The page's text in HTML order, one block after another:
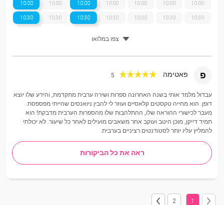
10:00
10:30
10:00
10:30
10:00
10:30
10:00
10:30
10:00
10:30
10:00
10:30
10:00
10:30
צפו במלואו
פ פאטימה 5
עבדול מלמד אותי בשנה האחרונה ספרות ושירה ערבית מתקדמת, והידע שלו יוצא
דופן. הוא מחייה טקסטים קלאסיים ועוזר לי להבין ניואנסים שהייתי מפספסת.
מעבר לכישורי ההוראה שלו, ההתלהבות שלו מהספרות הערבית מדבקת! הוא
תמיד דייקן, מוכן היטב ועוקב אחר משאבים מועילים לאחר כל שיעור. לא יכולתי
להמליץ ​​עליו יותר לסטודנטים רציניים בערבית.
ראה את כל הביקורות
1
2